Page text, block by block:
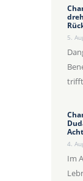
5.
trifft
4.
Im